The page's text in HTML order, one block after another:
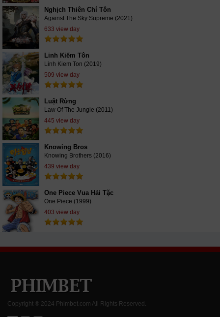
Nghịch Thiên Chí Tôn
Against The Sky Supreme (2021)
633 view day
Linh Kiếm Tôn
Linh Kiem Ton (2019)
509 view day
Luật Rừng
Law Of The Jungle (2011)
445 view day
Knowing Bros
Knowing Brothers (2016)
439 view day
One Piece Vua Hải Tặc
One Piece (1999)
403 view day
Copyright ® 2024 Phimbet.com All Rights Reserved.